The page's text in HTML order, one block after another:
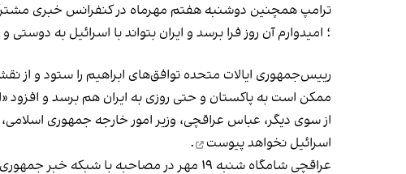
ترامپ همچنین دوشنبه هفتم مهرماه در کنفرانس خبری مشترک
؛ امیدوارم آن روز فرا برسد و ایران بتواند با اسرائیل به
رییس‌جمهوری ایالات متحده توافق‌های ابراهیم را ستود و از
ممکن است به پاکستان و حتی روزی به ایران هم برسد و افزود
از سوی دیگر، عباس عراقچی، وزیر امور خارجه جمهوری
اسرائیل نخواهد پیوست
.
عراقچی شامگاه شنبه ۱۹ مهر در مصاحبه با شبکه خبر جمهوری اسلامی گفت: «ترامپ معمولا آنچه را که به آن علاقه دارد، در قالب‌های مختلف بیان می‌کند.»